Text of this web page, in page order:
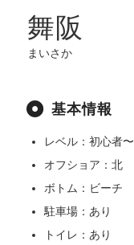
舞阪
まいさか
基本情報
レベル：初心者〜
オフショア：北
ボトム：ビーチ
駐車場：あり
トイレ：あり